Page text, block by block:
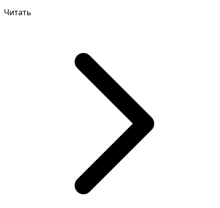
Читать